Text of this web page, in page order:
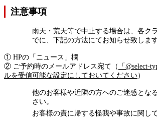
注意事項
雨天・荒天等で中止する場合は、各ク
でに、下記の方法にてお知らせ致します
① HPの「ニュース」欄
② ご予約時のメールアドレス宛て（
「@select-
ルを受信可能な設定にしておいてください）
他のお客様や近隣の方へのご迷惑とな
さい。
お客様の責に帰する怪我や事故に関し